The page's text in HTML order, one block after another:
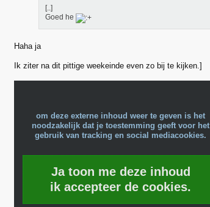
[..]
Goed he
Haha ja
Ik ziter na dit pittige weekeinde even zo bij te kijken.]
om deze externe inhoud weer te geven is het
noodzakelijk dat je toestemming geeft voor het
gebruik van tracking en social mediacookies.
Ja toon me deze inhoud
ik accepteer de cookies.